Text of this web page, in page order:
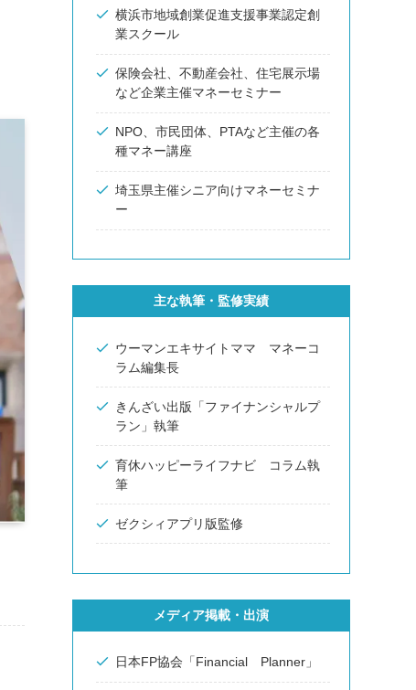
横浜市地域創業促進支援事業認定創
業スクール
保険会社、不動産会社、住宅展示場
など企業主催マネーセミナー
NPO、市民団体、PTAなど主催の各
種マネー講座
埼玉県主催シニア向けマネーセミナ
ー
主な執筆・監修実績
ウーマンエキサイトママ マネーコ
ラム編集長
きんざい出版「ファイナンシャルプ
ラン」執筆
育休ハッピーライフナビ コラム執
筆
ゼクシィアプリ版監修
メディア掲載・出演
日本FP協会「Financial Planner」